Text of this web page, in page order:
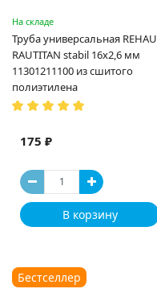
На складе
Труба универсальная REHAU
RAUTITAN stabil 16х2,6 мм
11301211100 из сшитого
полиэтилена
175 ₽
В корзину
Бестселлер